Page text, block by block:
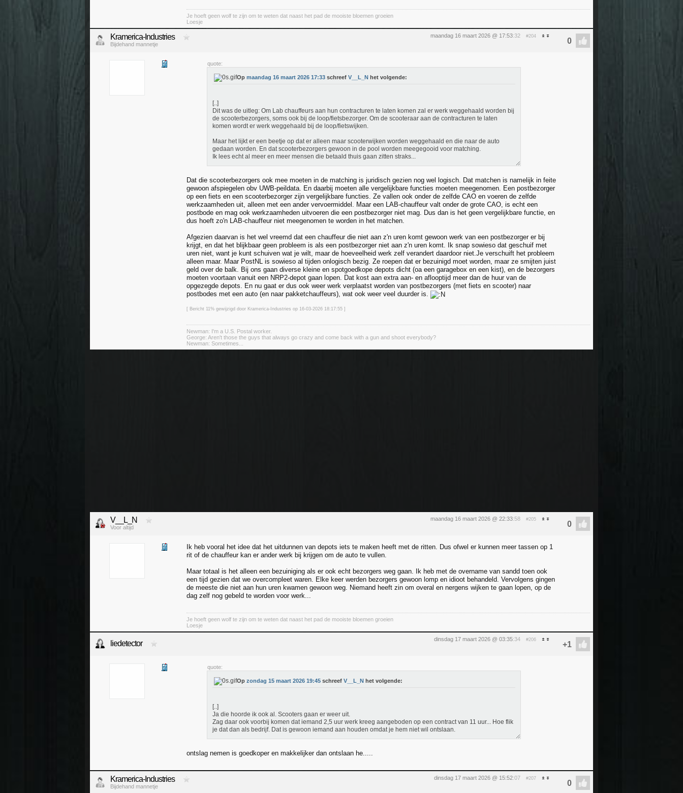
Je hoeft geen wolf te zijn om te weten dat naast het pad de mooiste bloemen groeien
Loesje
maandag 16 maart 2026 @ 17:53:32 #204
Kramerica-Industries
Bijdehand mannetje
quote:
Op maandag 16 maart 2026 17:33 schreef V__L_N het volgende:
[..]
Dit was de uitleg: Om Lab chauffeurs aan hun contracturen te laten komen zal er werk weggehaald worden bij
de scooterbezorgers, soms ook bij de loop/fietsbezorger. Om de scooteraar aan de contracturen te laten
komen wordt er werk weggehaald bij de loop/fietswijken.
Maar het lijkt er een beetje op dat er alleen maar scooterwijken worden weggehaald en die naar de auto
gedaan worden. En dat scooterbezorgers gewoon in de pool worden meegegooid voor matching.
Ik lees echt al meer en meer mensen die betaald thuis gaan zitten straks...
Dat die scooterbezorgers ook mee moeten in de matching is juridisch gezien nog wel logisch. Dat matchen is namelijk in feite
gewoon afspiegelen obv UWB-peildata. En daarbij moeten alle vergelijkbare functies moeten meegenomen. Een postbezorger
op een fiets en een scooterbezorger zijn vergelijkbare functies. Ze vallen ook onder de zelfde CAO en voeren de zelfde
werkzaamheden uit, alleen met een ander vervoermiddel. Maar een LAB-chauffeur valt onder de grote CAO, is echt een
postbode en mag ook werkzaamheden uitvoeren die een postbezorger niet mag. Dus dan is het geen vergelijkbare functie, en
dus hoeft zo'n LAB-chauffeur niet meegenomen te worden in het matchen.
Afgezien daarvan is het wel vreemd dat een chauffeur die niet aan z'n uren komt gewoon werk van een postbezorger er bij
krijgt, en dat het blijkbaar geen probleem is als een postbezorger niet aan z'n uren komt. Ik snap sowieso dat geschuif met
uren niet, want je kunt schuiven wat je wilt, maar de hoeveelheid werk zelf verandert daardoor niet.Je verschuift het probleem
alleen maar. Maar PostNL is sowieso al tijden onlogisch bezig. Ze roepen dat er bezuinigd moet worden, maar ze smijten juist
geld over de balk. Bij ons gaan diverse kleine en spotgoedkope depots dicht (oa een garagebox en een kist), en de bezorgers
moeten voortaan vanuit een NRP2-depot gaan lopen. Dat kost aan extra aan- en aflooptijd meer dan de huur van de
opgezegde depots. En nu gaat er dus ook weer werk verplaatst worden van postbezorgers (met fiets en scooter) naar
postbodes met een auto (en naar pakketchauffeurs), wat ook weer veel duurder is.
[ Bericht 11% gewijzigd door Kramerica-Industries op 16-03-2026 18:17:55 ]
Newman: I'm a U.S. Postal worker.
George: Aren't those the guys that always go crazy and come back with a gun and shoot everybody?
Newman: Sometimes...
maandag 16 maart 2026 @ 22:33:58 #205
V__L_N
Voor altijd
Ik heb vooral het idee dat het uitdunnen van depots iets te maken heeft met de ritten. Dus ofwel er kunnen meer tassen op 1
rit of de chauffeur kan er ander werk bij krijgen om de auto te vullen.
Maar totaal is het alleen een bezuiniging als er ook echt bezorgers weg gaan. Ik heb met de overname van sandd toen ook
een tijd gezien dat we overcompleet waren. Elke keer werden bezorgers gewoon lomp en idioot behandeld. Vervolgens gingen
de meeste die niet aan hun uren kwamen gewoon weg. Niemand heeft zin om overal en nergens wijken te gaan lopen, op de
dag zelf nog gebeld te worden voor werk...
Je hoeft geen wolf te zijn om te weten dat naast het pad de mooiste bloemen groeien
Loesje
dinsdag 17 maart 2026 @ 03:35:34 #206
liedetector
quote:
Op zondag 15 maart 2026 19:45 schreef V__L_N het volgende:
[..]
Ja die hoorde ik ook al. Scooters gaan er weer uit.
Zag daar ook voorbij komen dat iemand 2,5 uur werk kreeg aangeboden op een contract van 11 uur... Hoe flik
je dat dan als bedrijf. Dat is gewoon iemand aan houden omdat je hem niet wil ontslaan.
ontslag nemen is goedkoper en makkelijker dan ontslaan he.....
dinsdag 17 maart 2026 @ 15:52:07 #207
Kramerica-Industries
Bijdehand mannetje